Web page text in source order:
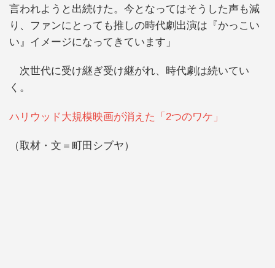
言われようと出続けた。今となってはそうした声も減
り、ファンにとっても推しの時代劇出演は『かっこい
い』イメージになってきています」
次世代に受け継ぎ受け継がれ、時代劇は続いてい
く。
ハリウッド大規模映画が消えた「2つのワケ」
（取材・文＝町田シブヤ）